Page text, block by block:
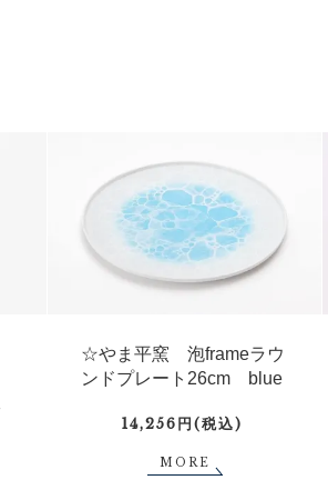
☆やま平窯 泡frameラウ
ンドプレート26cm blue
14,256円(税込)
MORE